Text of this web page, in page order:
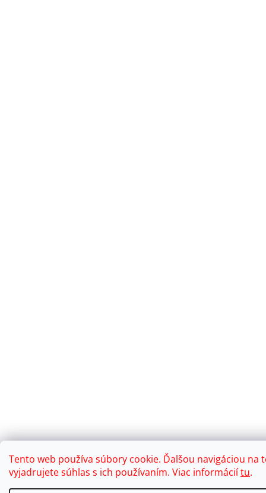
Tento web používa súbory cookie. Ďalšou navigáciou na
vyjadrujete súhlas s ich používaním. Viac informáciítu.